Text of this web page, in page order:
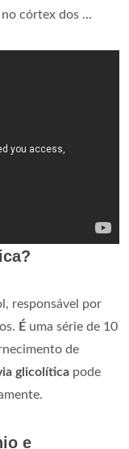
córtex dos ...
responsável por
É uma série de 10
de
glicolítica pode
e